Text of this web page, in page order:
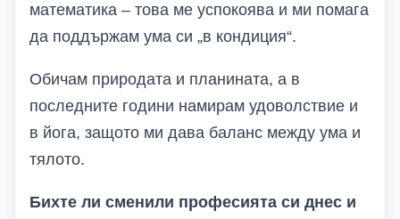
математика – това ме успокоява и ми помага
да поддържам ума си „в кондиция“.
Обичам природата и планината, а в
последните години намирам удоволствие и
в йога, защото ми дава баланс между ума и
тялото.
Бихте ли сменили професията си днес и